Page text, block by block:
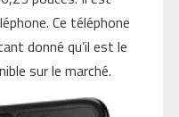
Ce téléphone
donné qu’il est le
sur le marché.